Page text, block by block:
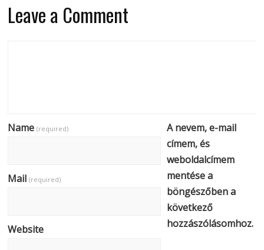
Leave a Comment
Name(required)
Mail(required)
Website
A nevem, e-mail
címem, és
weboldalcímem
mentése a
böngészőben a
következő
hozzászólásomhoz.